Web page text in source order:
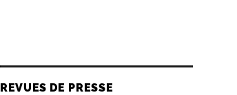
REVUES DE PRESSE